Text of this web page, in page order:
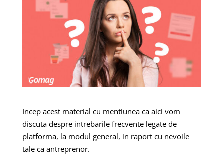
Incep acest material cu mentiunea ca aici vom
discuta despre intrebarile frecvente legate de
platforma, la modul general, in raport cu nevoile
tale ca antreprenor.